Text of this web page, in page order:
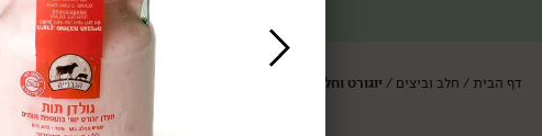
דף הבית / חלב וביצים / יוגורט וחלבון